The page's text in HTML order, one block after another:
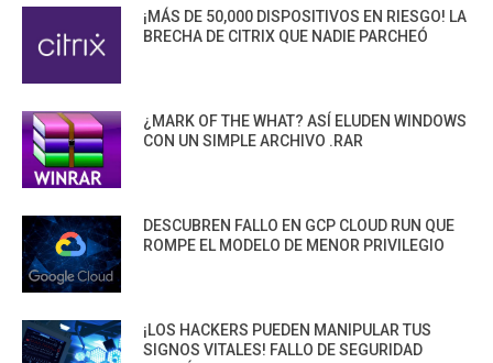
¡MÁS DE 50,000 DISPOSITIVOS EN RIESGO! LA
BRECHA DE CITRIX QUE NADIE PARCHEÓ
¿MARK OF THE WHAT? ASÍ ELUDEN WINDOWS
CON UN SIMPLE ARCHIVO .RAR
DESCUBREN FALLO EN GCP CLOUD RUN QUE
ROMPE EL MODELO DE MENOR PRIVILEGIO
¡LOS HACKERS PUEDEN MANIPULAR TUS
SIGNOS VITALES! FALLO DE SEGURIDAD